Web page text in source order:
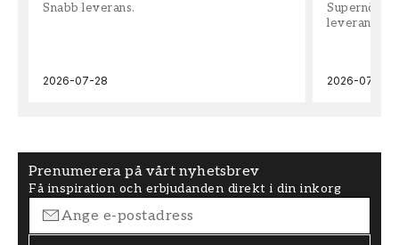
Snabb leverans.
2026-07-28
leveran,
2026-07-22
Prenumerera på vårt nyhetsbrev
Få inspiration och erbjudanden direkt i din inkorg